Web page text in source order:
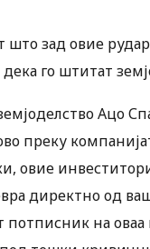
зад овие
го штитат
Ацо
преку
овие
директно од
потписник на